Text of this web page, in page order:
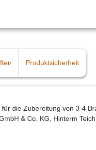
Produktsicherheit
die Zubereitung von 3-4
& Co. KG, Hinterm